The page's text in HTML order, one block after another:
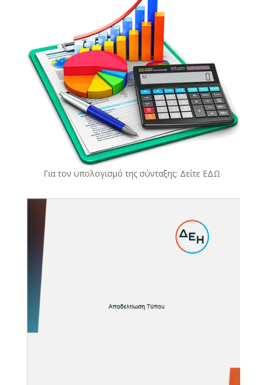
Για τον υπολογισμό της σύνταξης: Δείτε ΕΔΩ